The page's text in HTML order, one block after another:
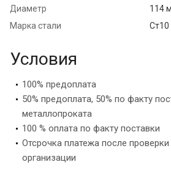
Диаметр
114
Марка стали
Ст10
Условия
100% предоплата
50% предоплата, 50% по факту
металлопроката
100 % оплата по факту поставки
Отсрочка платежа после
организации